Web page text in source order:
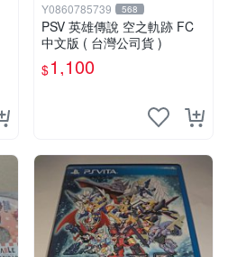
Y0860785739 568
PSV 英雄傳說 空之軌跡 FC
中文版 ( 台灣公司貨 )
$1,100